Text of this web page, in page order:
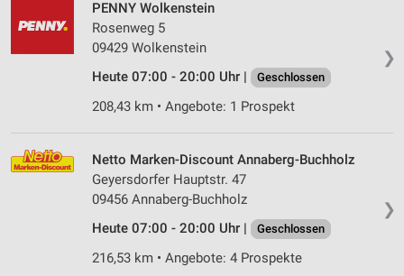
❯
PENNY Wolkenstein
Rosenweg 5
09429 Wolkenstein
Heute 07:00 - 20:00 Uhr |
Geschlossen
208,43 km • Angebote: 1 Prospekt
❯
Netto Marken-Discount Annaberg-Buchholz
Geyersdorfer Hauptstr. 47
09456 Annaberg-Buchholz
Heute 07:00 - 20:00 Uhr |
Geschlossen
216,53 km • Angebote: 4 Prospekte